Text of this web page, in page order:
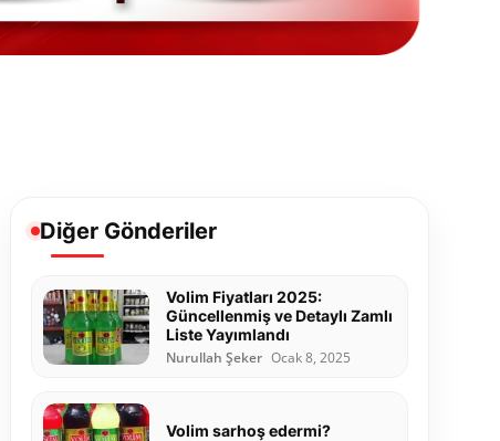
Diğer Gönderiler
Volim Fiyatları 2025:
Güncellenmiş ve Detaylı Zamlı
Liste Yayımlandı
Nurullah Şeker Ocak 8, 2025
Volim sarhoş edermi?